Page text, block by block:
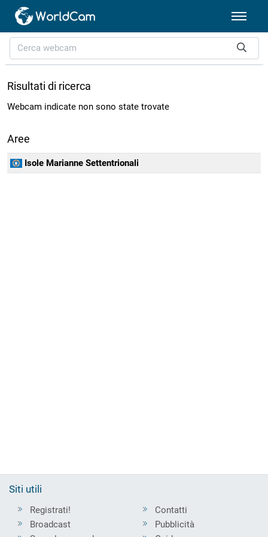
Risultati di ricerca
Webcam indicate non sono state trovate
Aree
Isole Marianne Settentrionali
Siti utili
Registrati!
Broadcast
Contatti
Pubblicità